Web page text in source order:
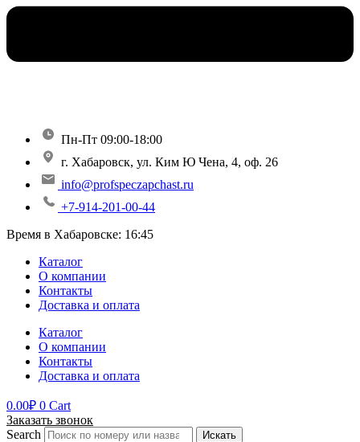
Пн-Пт 09:00-18:00
г. Хабаровск, ул. Ким Ю Чена, 4, оф. 26
info@profspeczapchast.ru
+7-914-201-00-44
Время в Хабаровске: 16:45
Каталог
О компании
Контакты
Доставка и оплата
Каталог
О компании
Контакты
Доставка и оплата
0.00₽ 0 Cart
Заказать звонок
Search
Искать